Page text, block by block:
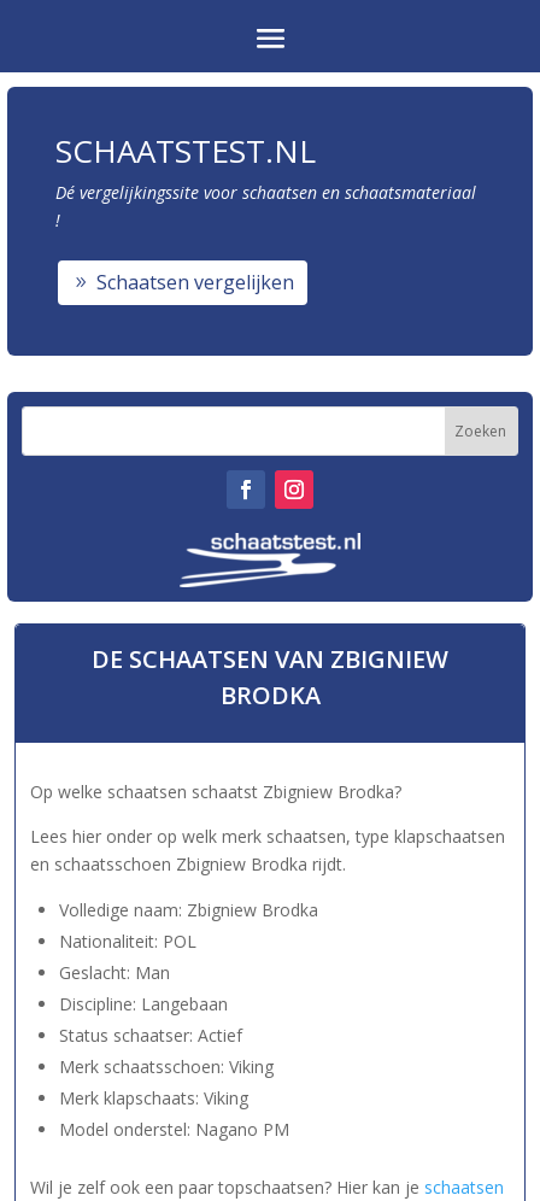
SCHAATSTEST.NL
Dé vergelijkingssite voor schaatsen en schaatsmateriaal
!
Schaatsen vergelijken
DE SCHAATSEN VAN ZBIGNIEW
BRODKA
Op welke schaatsen schaatst Zbigniew Brodka?
Lees hier onder op welk merk schaatsen, type klapschaatsen
en schaatsschoen Zbigniew Brodka rijdt.
Volledige naam: Zbigniew Brodka
Nationaliteit: POL
Geslacht: Man
Discipline: Langebaan
Status schaatser: Actief
Merk schaatsschoen: Viking
Merk klapschaats: Viking
Model onderstel: Nagano PM
Wil je zelf ook een paar topschaatsen? Hier kan je schaatsen